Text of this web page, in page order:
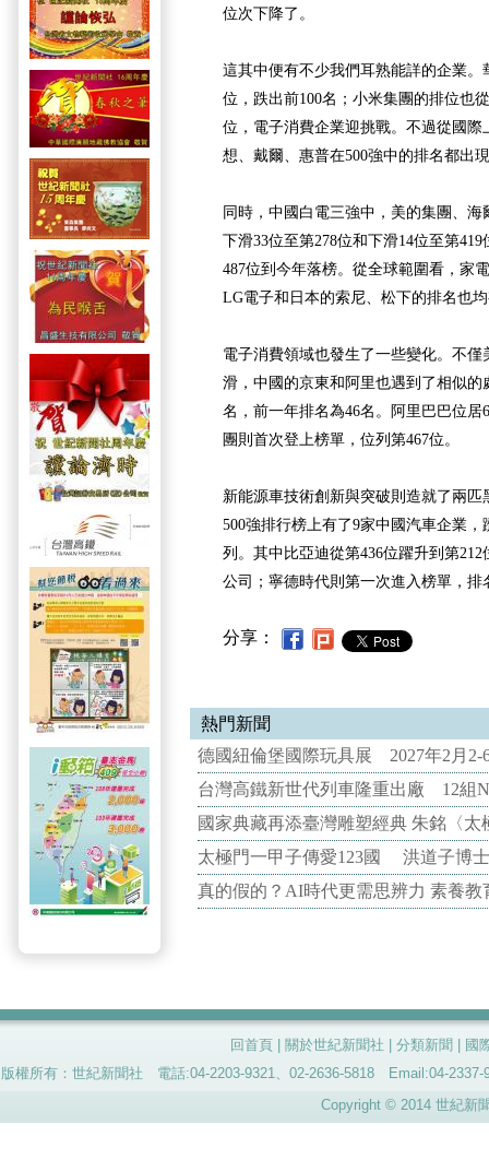
位次下降了。
這其中便有不少我們耳熟能詳的企業。
位，跌出前100名；小米集團的排位也
位，電子消費企業迎挑戰。不過從國際
想、戴爾、惠普在500強中的排名都出
同時，中國白電三強中，美的集團、
下滑33位至第278位和下滑14位至第
487位到今年落榜。從全球範圍看，家
LG電子和日本的索尼、松下的排名也
電子消費領域也發生了一些變化。不
滑，中國的京東和阿里也遇到了相似的
名，前一年排名為46名。阿里巴巴位居
團則首次登上榜單，位列第467位。
新能源車技術創新與突破則造就了兩
500強排行榜上有了9家中國汽車企業
列。其中比亞迪從第436位躍升到第
公司；寧德時代則第一次進入榜單，排
分享：
熱門新聞
德國紐倫堡國際玩具展 2027年2月2-
台灣高鐵新世代列車隆重出廠 12組
國家典藏再添臺灣雕塑經典 朱銘〈
太極門一甲子傳愛123國 洪道子博
真的假的？AI時代更需思辨力 素養
回首頁 關於世紀新聞社 分類新聞
國
版權所有：世紀新聞社 電話:04-2203-9321、02-2636-5818 Email:04-
Copyright © 2014 世紀新